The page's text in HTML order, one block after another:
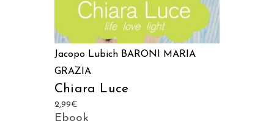
Jacopo Lubich BARONI MARIA
GRAZIA
Chiara Luce
2,99€
Ebook